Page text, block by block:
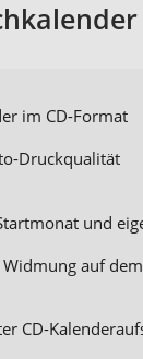
im CD-Format
Druckqualität
und
Widmung auf
CD-